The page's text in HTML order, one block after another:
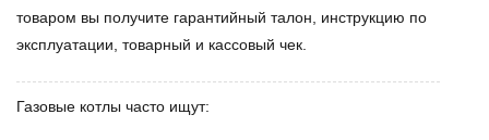
товаром вы получите гарантийный талон, инструкцию по
эксплуатации, товарный и кассовый чек.
Газовые котлы часто ищут: